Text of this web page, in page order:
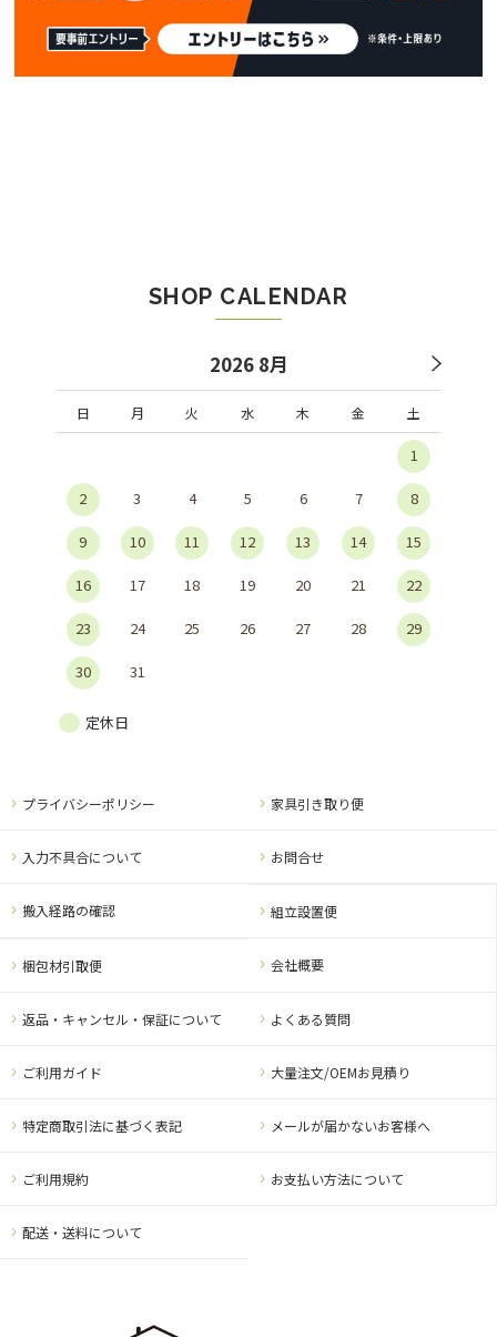
SHOP CALENDAR
2026 8月
日 月 火 水 木 金 土
1
2 3 4 5 6 7 8
9 10 11 12 13 14 15
16 17 18 19 20 21 22
23 24 25 26 27 28 29
30 31
定休日
組立設置便
ご利用ガイド
ご利用規約
会社概要
大量注文/OEMお見積り
お支払い方法について
よくある質問
特定商取引法に基づく表記
配送・送料について
梱包材引取便
メールが届かないお客様へ
返品・キャンセル・保証について
プライバシーポリシー 家具引き取り便
入力不具合について お問合せ
搬入経路の確認